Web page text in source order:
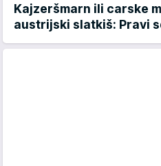
Kajzeršmarn ili carske
austrijski slatkiš: Pravi